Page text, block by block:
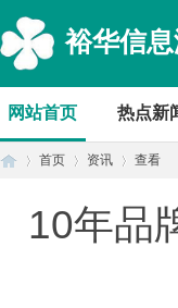
裕华信
网站首页 热点新
首页 资讯 查看
10年品